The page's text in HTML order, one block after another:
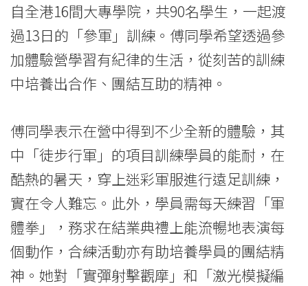
自全港16間大專學院，共90名學生，一起渡
過13日的「參軍」訓練。傅同學希望透過參
加體驗營學習有紀律的生活，從刻苦的訓練
中培養出合作、團結互助的精神。
傅同學表示在營中得到不少全新的體驗，其
中「徒步行軍」的項目訓練學員的能耐，在
酷熱的暑天，穿上迷彩軍服進行遠足訓練，
實在令人難忘。此外，學員需每天練習「軍
體拳」，務求在結業典禮上能流暢地表演每
個動作，合練活動亦有助培養學員的團結精
神。她對「實彈射擊觀摩」和「激光模擬編